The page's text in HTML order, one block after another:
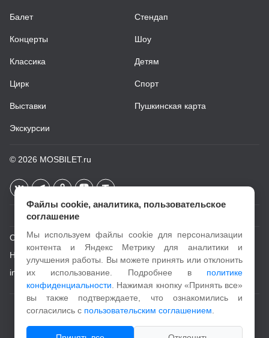
Балет
Концерты
Классика
Цирк
Выставки
Экскурсии
Стендап
Шоу
Детям
Спорт
Пушкинская карта
© 2026 MOSBILET.ru
О проекте
Новости
info@mosbilet.ru
Пользовательское соглашение
Политика конфиденциальности
Файлы cookie, аналитика, пользовательское
соглашение
Мы используем файлы cookie для персонализации
контента и Яндекс Метрику для аналитики и
улучшения работы. Вы можете принять или отклонить
их использование. Подробнее в политике
конфиденциальности . Нажимая кнопку «Принять все»
вы также подтверждаете, что ознакомились и
согласились с пользовательским соглашением